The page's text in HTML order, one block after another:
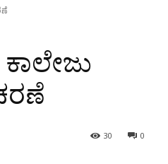
0
30